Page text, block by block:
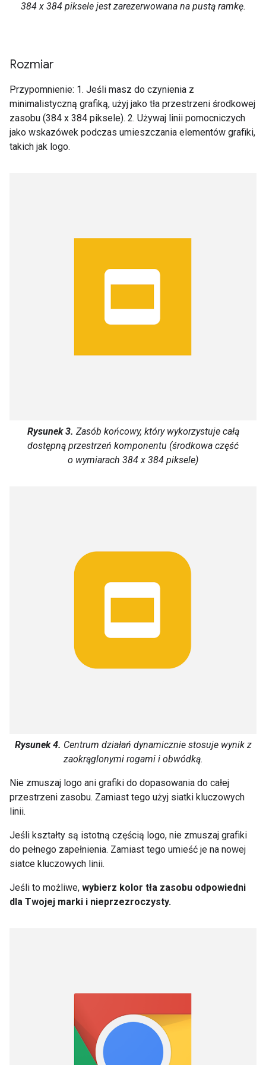
384 x 384 piksele jest zarezerwowana na pustą ramkę.
Rozmiar
Przypomnienie: 1. Jeśli masz do czynienia z
minimalistyczną grafiką, użyj jako tła przestrzeni środkowej
zasobu (384 x 384 piksele). 2. Używaj linii pomocniczych
jako wskazówek podczas umieszczania elementów grafiki,
takich jak logo.
Rysunek 3. Zasób końcowy, który wykorzystuje całą
dostępną przestrzeń komponentu (środkowa część
o wymiarach 384 x 384 piksele)
Rysunek 4. Centrum działań dynamicznie stosuje wynik z
zaokrąglonymi rogami i obwódką.
Nie zmuszaj logo ani grafiki do dopasowania do całej
przestrzeni zasobu. Zamiast tego użyj siatki kluczowych
linii.
Jeśli kształty są istotną częścią logo, nie zmuszaj grafiki
do pełnego zapełnienia. Zamiast tego umieść je na nowej
siatce kluczowych linii.
Jeśli to możliwe, wybierz kolor tła zasobu odpowiedni
dla Twojej marki i nieprzezroczysty.